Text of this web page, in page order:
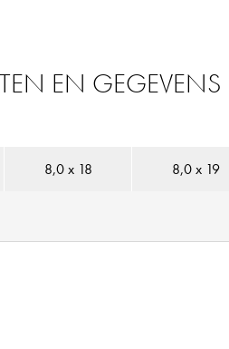
EN GEGEVENS
8,0 x 18 8,0 x 19